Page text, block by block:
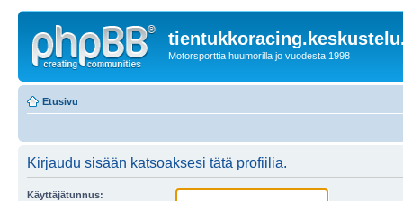
Motorsporttia huumorilla jo vuodesta 1998
Etusivu
Kirjaudu sisään katsoaksesi tätä profiilia.
Käyttäjätunnus: